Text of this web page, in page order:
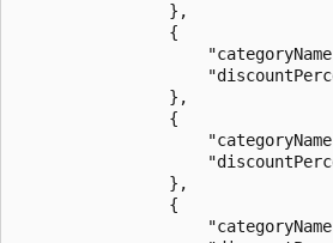
                },
                {
                },
                {
                },
                {